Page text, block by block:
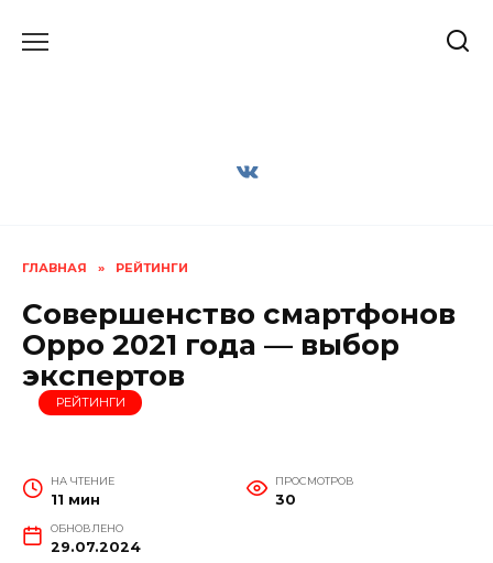
ГЛАВНАЯ » РЕЙТИНГИ
Совершенство смартфонов
Oppo 2021 года — выбор
экспертов
РЕЙТИНГИ
НА ЧТЕНИЕ
11 мин
ПРОСМОТРОВ
30
ОБНОВЛЕНО
29.07.2024